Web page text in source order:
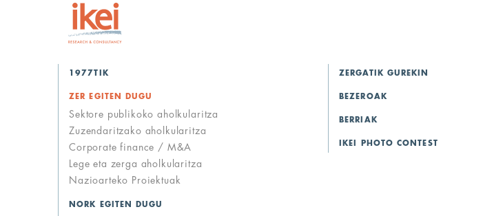
1977TIK
ZER EGITEN DUGU
Sektore publikoko aholkularitza
Zuzendaritzako aholkularitza
Corporate finance / M&A
Lege eta zerga aholkularitza
Nazioarteko Proiektuak
NORK EGITEN DUGU
ZERGATIK GUREKIN
BEZEROAK
BERRIAK
IKEI PHOTO CONTEST